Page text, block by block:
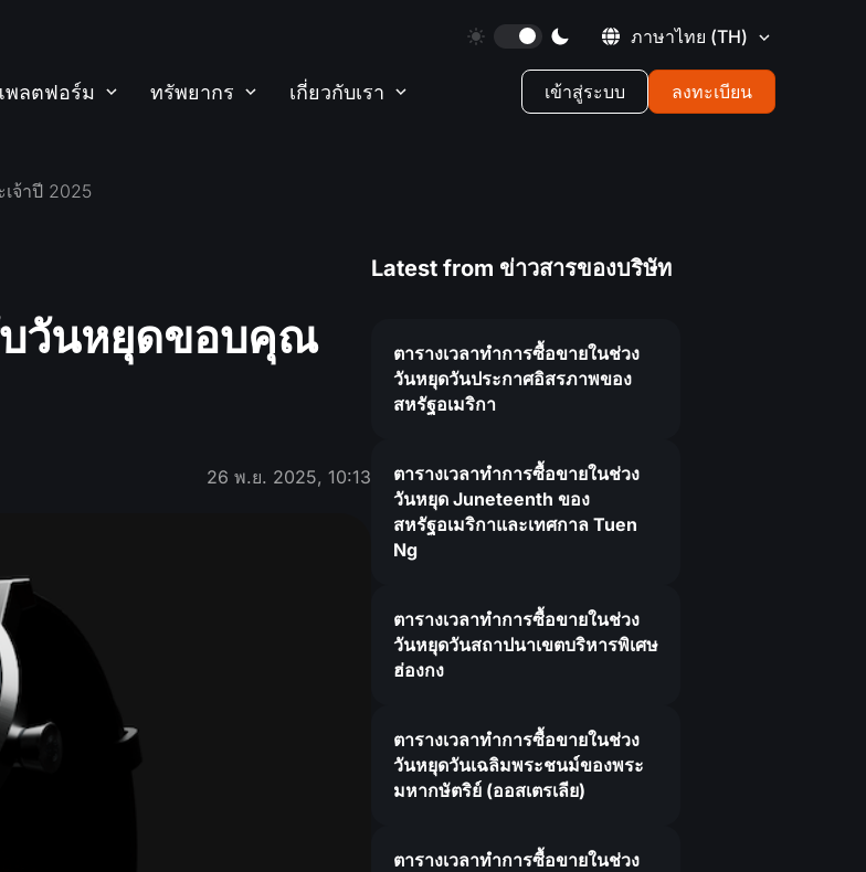
ภาษาไทย (TH)
พลตฟอร์ม ทรัพยากร เกี่ยวกับเรา เข้าสู่ระบบ ลงทะเบียน
จ้าปี 2025
บวันหยุดขอบคุณ
26 พ.ย. 2025, 10:13
Latest from ข่าวสารของบริษัท
ตารางเวลาทำการซื้อขายในช่วง
วันหยุดวันประกาศอิสรภาพของ
สหรัฐอเมริกา
ตารางเวลาทำการซื้อขายในช่วง
วันหยุด Juneteenth ของ
สหรัฐอเมริกาและเทศกาล Tuen
Ng
ตารางเวลาทำการซื้อขายในช่วง
วันหยุดวันสถาปนาเขตบริหารพิเศษ
ฮ่องกง
ตารางเวลาทำการซื้อขายในช่วง
วันหยุดวันเฉลิมพระชนม์ของพระ
มหากษัตริย์ (ออสเตรเลีย)
ตารางเวลาทำการซื้อขายในช่วง